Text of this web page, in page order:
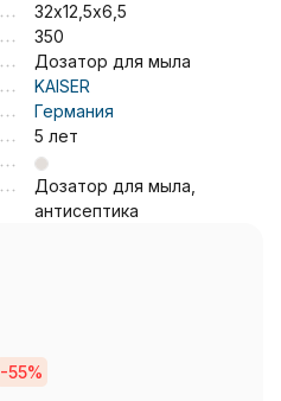
32х12,5х6,5
350
Дозатор для мыла
KAISER
Германия
5 лет
Дозатор для мыла,
антисептика
-55%